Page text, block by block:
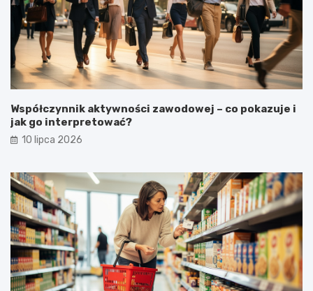
Współczynnik aktywności zawodowej – co pokazuje i
jak go interpretować?
10 lipca 2026